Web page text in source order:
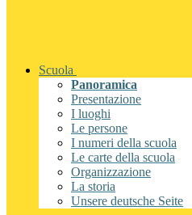
Scuola
Panoramica
Presentazione
I luoghi
Le persone
I numeri della scuola
Le carte della scuola
Organizzazione
La storia
Unsere deutsche Seite